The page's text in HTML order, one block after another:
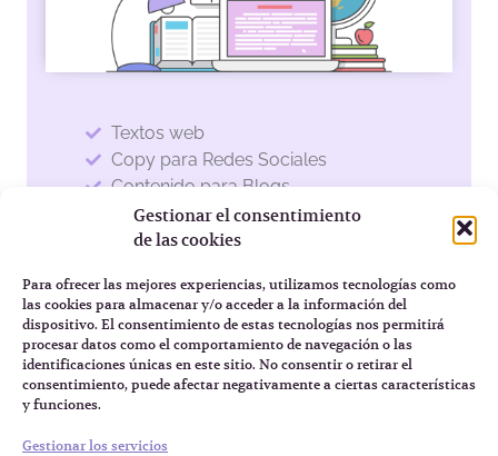
Gestionar el consentimiento
de las cookies
Para ofrecer las mejores experiencias, utilizamos tecnologías como
las cookies para almacenar y/o acceder a la información del
dispositivo. El consentimiento de estas tecnologías nos permitirá
procesar datos como el comportamiento de navegación o las
identificaciones únicas en este sitio. No consentir o retirar el
consentimiento, puede afectar negativamente a ciertas características
y funciones.
Gestionar los servicios
Textos web
Copy para Redes Sociales
Contenido para Blogs
Email Marketing
Conóce mas
LLega a tusclientes ideales